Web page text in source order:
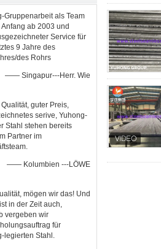
Gruppenarbeit als Team
Anfang ab 2003 und
Service für
9 Jahre des
des Rohrs
—— Singapur---Herr. Wie
guter Preis,
serive, Yuhong-
Stahl stehen bereits
Partner im
—— Kolumbien ---LÖWE
mögen wir das! Und
in der Zeit auch,
vergeben wir
für
legierten Stahl.